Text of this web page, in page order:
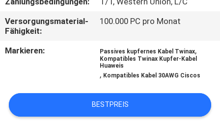
UNS
IN
VERBINDUNG
FORDERN
Versorgungsmaterial-
Fähigkeit:
100.000 PC pro Monat
Markieren: Passives kupfernes Kabel Twinax,
Kompatibles Twinax Kupfer-Kabel
Huaweis
, Kompatibles Kabel 30AWG Ciscos
BESTPREIS